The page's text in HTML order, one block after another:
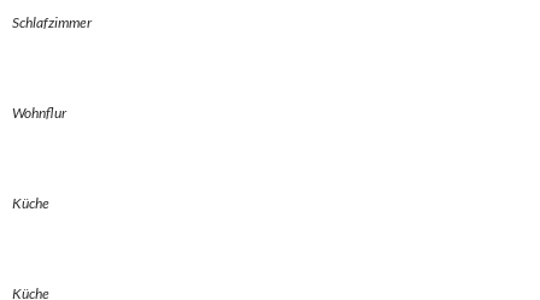
Schlafzimmer
Wohnflur
Küche
Küche